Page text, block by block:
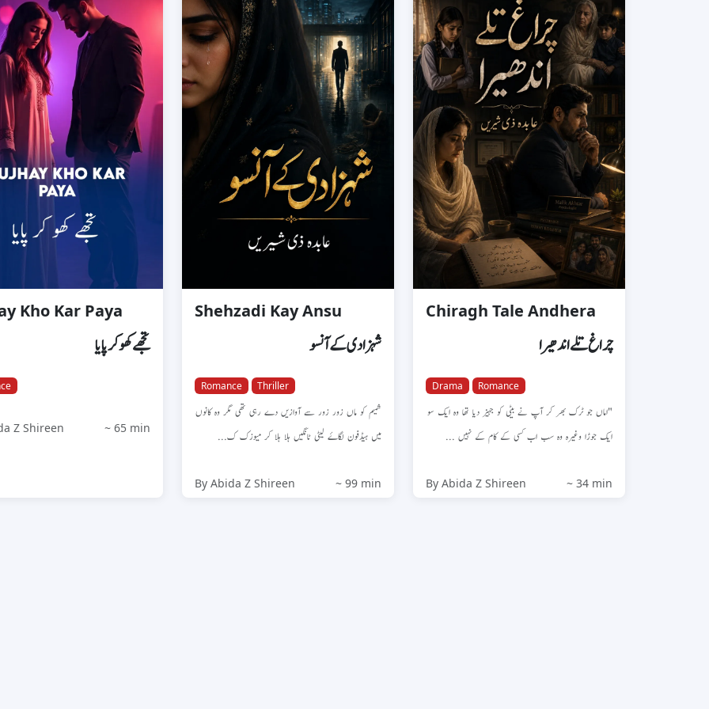
Kho Kar Paya
تجھے کھو کر پایا
Z Shireen ~ 65 min
Shehzadi Kay Ansu
شہزادی کے آنسو
Romance Thriller
شمیم کو ماں زور زور سے آوازیں دے رہی تھی مگر وہ کانوں
میں ہیڈفون لگاۓ لیٹی ٹانگیں ہلا ہلا کر میوزک ک...
By Abida Z Shireen ~ 99 min
Chiragh Tale Andhera
چراغ تلے اندھیرا
Drama Romance
"اماں جو ٹرک بھر کر آپ نے بیٹی کو جہیز دیا تھا وہ ایک سو
ایک جوڑا وغیرہ وہ سب اب کسی کے کام کے نہیں ...
By Abida Z Shireen ~ 34 min